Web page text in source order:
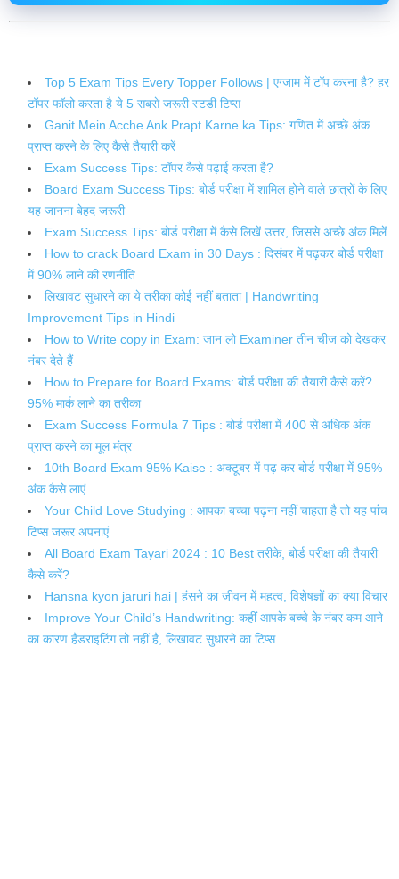
Top 5 Exam Tips Every Topper Follows | एग्जाम में टॉप करना है? हर
टॉपर फॉलो करता है ये 5 सबसे जरूरी स्टडी टिप्स
Ganit Mein Acche Ank Prapt Karne ka Tips: गणित में अच्छे अंक
प्राप्त करने के लिए कैसे तैयारी करें
Exam Success Tips: टॉपर कैसे पढ़ाई करता है?
Board Exam Success Tips: बोर्ड परीक्षा में शामिल होने वाले छात्रों के लिए
यह जानना बेहद जरूरी
Exam Success Tips: बोर्ड परीक्षा में कैसे लिखें उत्तर, जिससे अच्छे अंक मिलें
How to crack Board Exam in 30 Days : दिसंबर में पढ़कर बोर्ड परीक्षा
में 90% लाने की रणनीति
लिखावट सुधारने का ये तरीका कोई नहीं बताता | Handwriting
Improvement Tips in Hindi
How to Write copy in Exam: जान लो Examiner तीन चीज को देखकर
नंबर देते हैं
How to Prepare for Board Exams: बोर्ड परीक्षा की तैयारी कैसे करें?
95% मार्क लाने का तरीका
Exam Success Formula 7 Tips : बोर्ड परीक्षा में 400 से अधिक अंक
प्राप्त करने का मूल मंत्र
10th Board Exam 95% Kaise : अक्टूबर में पढ़ कर बोर्ड परीक्षा में 95%
अंक कैसे लाएं
Your Child Love Studying : आपका बच्चा पढ़ना नहीं चाहता है तो यह पांच
टिप्स जरूर अपनाएं
All Board Exam Tayari 2024 : 10 Best तरीके, बोर्ड परीक्षा की तैयारी
कैसे करें?
Hansna kyon jaruri hai | हंसने का जीवन में महत्व, विशेषज्ञों का क्या विचार
Improve Your Child’s Handwriting: कहीं आपके बच्चे के नंबर कम आने
का कारण हैंडराइटिंग तो नहीं है, लिखावट सुधारने का टिप्स